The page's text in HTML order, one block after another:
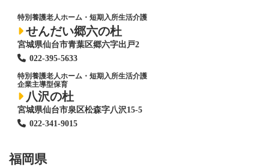
特別養護老人ホーム ・短期入所生活介護
せんだい郷六の杜
宮城県仙台市青葉区郷六字出戸2
022-395-5633
特別養護老人ホーム ・短期入所生活介護
企業主導型保育
八沢の杜
宮城県仙台市泉区松森字八沢15-5
022-341-9015
福岡県